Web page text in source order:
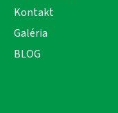
Kontakt
Galéria
BLOG